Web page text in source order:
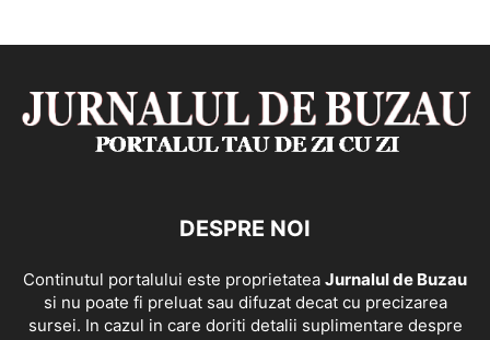
DESPRE NOI
Continutul portalului este proprietatea Jurnalul de Buzau
si nu poate fi preluat sau difuzat decat cu precizarea
sursei. In cazul in care doriti detalii suplimentare despre